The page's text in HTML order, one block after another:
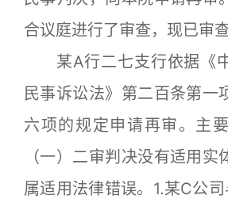
合议庭进行了审查，现已审查
某A行二七支行依据《
民事诉讼法》第二百条第一
六项的规定申请再审。主
（一）二审判决没有适用实
属适用法律错误。1.某C公